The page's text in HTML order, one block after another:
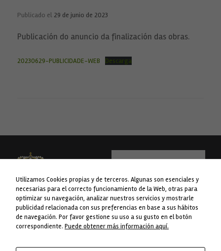
Publicado el 29 de junio de 2023
Publicación do anuncio da finalización das obras.
20230629-PUBLICIDADE-WEB Descarga
Concello da Lama
Avda. do Concello nº 1
WEB financiada pola Liña 1 do Plan
Concellos da Deputación de
Pontevedra.
Utilizamos Cookies propias y de terceros. Algunas son esenciales y
necesarias para el correcto funcionamiento de la Web, otras para
optimizar su navegación, analizar nuestros servicios y mostrarle
publicidad relacionada con sus preferencias en base a sus hábitos
de navegación. Por favor gestione su uso a su gusto en el botón
correspondiente. Puede obtener más información aquí.
Necesarias
Estas
cookies no
son
necesarias